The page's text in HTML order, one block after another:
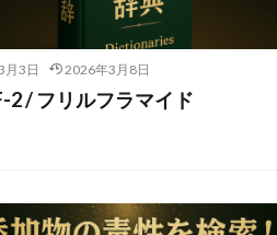
月3日 2026年3月8日
2 / フリルフラマイド